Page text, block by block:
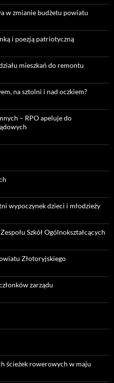
w zmianie budżetu powiatu
i poezją patriotyczną
mieszkań do remontu
na sztolni i nad oczkiem?
– RPO apeluje do
wypoczynek dzieci i młodzieży
Szkół Ogólnokształcących
Złotoryjskiego
zarządu
ścieżek rowerowych w maju